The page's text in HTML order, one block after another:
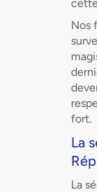
Nos
fort.
La
La